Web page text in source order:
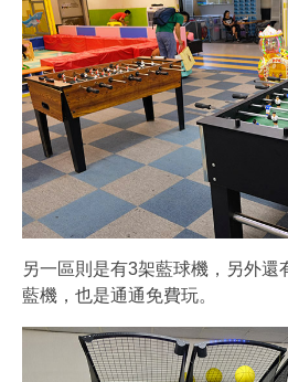
另一區則是有3架藍球機，另外還
藍機，也是通通免費玩。